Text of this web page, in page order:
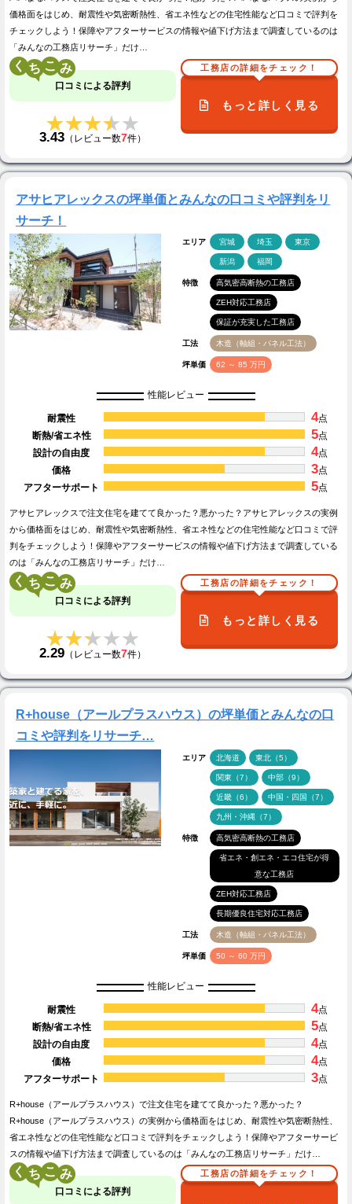
価格面をはじめ、耐震性や気密断熱性、省エネ性などの住宅性能など口コミで評判を
チェックしよう！保障やアフターサービスの情報や値下げ方法まで調査しているのは
「みんなの工務店リサーチ」だけ…
く こ
口コミによる評判
★★★★★
★★★★★
3.43 （レビュー数7件）
工務店の詳細をチェック！
もっと詳しく見る
アサヒアレックスの坪単価とみんなの口コミや評判をリ
サーチ！
エリア 宮城 埼玉 東京
新潟 福岡
特徴 高気密高断熱の工務店
ZEH対応工務店
保証が充実した工務店
工法 木造（軸組・パネル工法）
坪単価 62 ～ 85 万円
性能レビュー
耐震性 4点
断熱/省エネ性
5点
設計の自由度
4点
価格
3点
アフターサポート
5点
アサヒアレックスで注文住宅を建てて良かった？悪かった？アサヒアレックスの実例
から価格面をはじめ、耐震性や気密断熱性、省エネ性などの住宅性能など口コミで評
判をチェックしよう！保障やアフターサービスの情報や値下げ方法まで調査している
のは「みんなの工務店リサーチ」だけ…
く こ
口コミによる評判
★★★★★
★★★★★
2.29 （レビュー数7件）
工務店の詳細をチェック！
もっと詳しく見る
R+house（アールプラスハウス）の坪単価とみんなの口
コミや評判をリサーチ…
エリア 北海道 東北（5）
関東（7） 中部（9）
近畿（6） 中国・四国（7）
九州・沖縄（7）
特徴 高気密高断熱の工務店
省エネ・創エネ・エコ住宅が得
意な工務店
ZEH対応工務店
長期優良住宅対応工務店
工法 木造（軸組・パネル工法）
坪単価 50 ～ 60 万円
性能レビュー
耐震性 4点
断熱/省エネ性
5点
設計の自由度
4点
価格
4点
アフターサポート
3点
R+house（アールプラスハウス）で注文住宅を建てて良かった？悪かった？
R+house（アールプラスハウス）の実例から価格面をはじめ、耐震性や気密断熱性、
省エネ性などの住宅性能など口コミで評判をチェックしよう！保障やアフターサービ
スの情報や値下げ方法まで調査しているのは「みんなの工務店リサーチ」だけ…
く こ
口コミによる評判
工務店の詳細をチェック！